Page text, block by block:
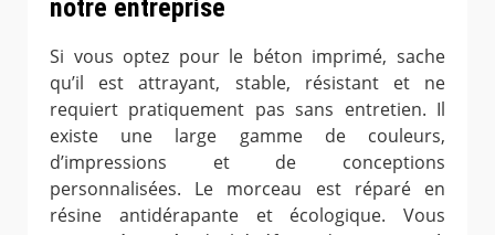
notre entreprise
Si vous optez pour le béton imprimé, sache
qu’il est attrayant, stable, résistant et ne
requiert pratiquement pas sans entretien. Il
existe une large gamme de couleurs,
d’impressions et de conceptions
personnalisées. Le morceau est réparé en
résine antidérapante et écologique. Vous